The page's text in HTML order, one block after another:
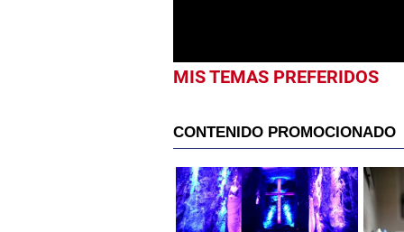
MIS TEMAS PREFERIDOS